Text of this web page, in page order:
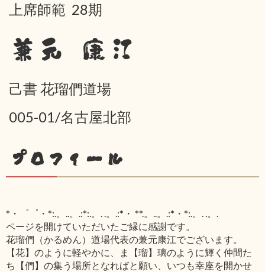
上席師範 28期
兼元 康江
己書 花瑠們道場
005-01/名古屋北部
プロフィール
*・゜゜・*:.。..。.:*:.。. .。.:*・ **.。..。.:*・*:.。. .。.
ページを開けていただいたご縁に感謝です。
花瑠們（かるめん）道場代表の兼元康江でございます。
【花】のように軽やかに、ま【瑠】璃のように輝く仲間た
ち【們】の集う場所となればと願い、いつも幸座を開かせ